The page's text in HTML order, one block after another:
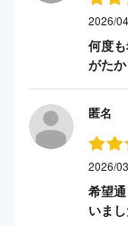
2026/
何度
がたか
匿名
2026/
希望
いまし